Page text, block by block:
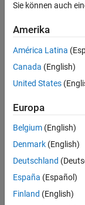
Sie können auch
Amerika
América Latina
Canada (English)
United States
Europa
Belgium (English)
Denmark (English)
Deutschland
España (Español)
Finland (English)
Trust Center
Datendiebstahl
© 1994-2026